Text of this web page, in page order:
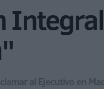
al Ejecutivo en